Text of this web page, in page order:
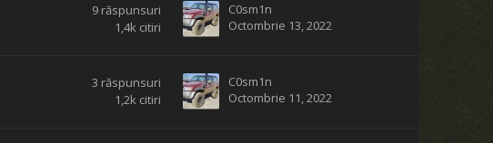
9 răspunsuri
1,4k citiri
C0sm1n
Octombrie 13, 2022
3 răspunsuri
1,2k citiri
C0sm1n
Octombrie 11, 2022